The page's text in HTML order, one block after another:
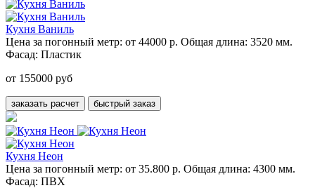
Кухня Ваниль
Цена за погонный метр: от 44000 р. Общая длина: 3520 мм.
Фасад: Пластик
от 155000 руб
заказать расчет быстрый заказ
Кухня Неон
Цена за погонный метр: от 35.800 р. Общая длина: 4300 мм.
Фасад: ПВХ